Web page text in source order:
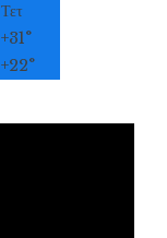
Τετ
+31°
+22°